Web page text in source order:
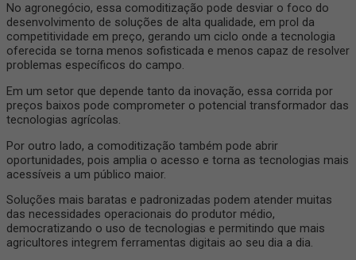
No agronegócio, essa comoditização pode desviar o foco do
desenvolvimento de soluções de alta qualidade, em prol da
competitividade em preço, gerando um ciclo onde a tecnologia
oferecida se torna menos sofisticada e menos capaz de resolver
problemas específicos do campo.
Em um setor que depende tanto da inovação, essa corrida por
preços baixos pode comprometer o potencial transformador das
tecnologias agrícolas.
Por outro lado, a comoditização também pode abrir
oportunidades, pois amplia o acesso e torna as tecnologias mais
acessíveis a um público maior.
Soluções mais baratas e padronizadas podem atender muitas
das necessidades operacionais do produtor médio,
democratizando o uso de tecnologias e permitindo que mais
agricultores integrem ferramentas digitais ao seu dia a dia.